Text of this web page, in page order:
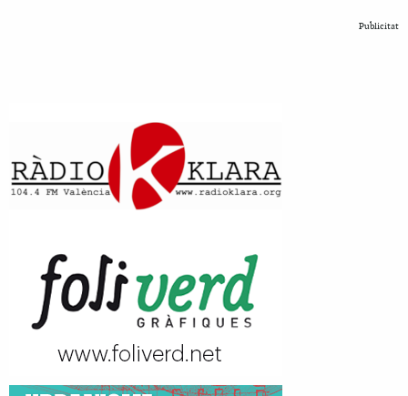
Publicitat